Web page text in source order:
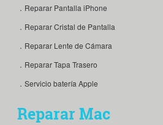
．Reparar Pantalla iPhone
．Reparar Cristal de Pantalla
．Reparar Lente de Cámara
．Reparar Tapa Trasero
．Servicio batería Apple
Reparar Mac